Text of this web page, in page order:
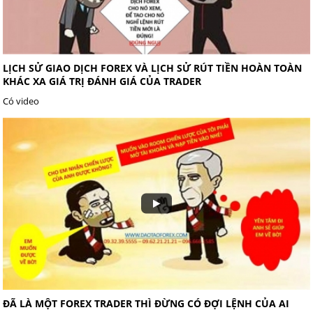
LỊCH SỬ GIAO DỊCH FOREX VÀ LỊCH SỬ RÚT TIỀN HOÀN TOÀN
KHÁC XA GIÁ TRỊ ĐÁNH GIÁ CỦA TRADER
Có video
ĐÃ LÀ MỘT FOREX TRADER THÌ ĐỪNG CÓ ĐỢI LỆNH CỦA AI